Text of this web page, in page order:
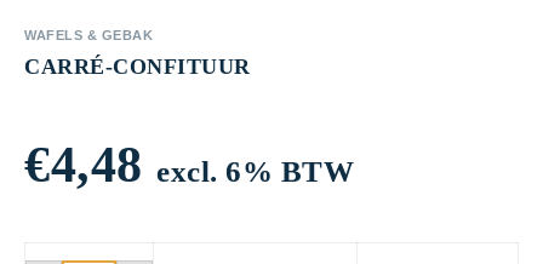
WAFELS & GEBAK
CARRÉ-CONFITUUR
€4,48 excl. 6% BTW